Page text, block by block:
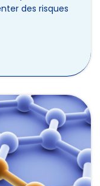
des risques